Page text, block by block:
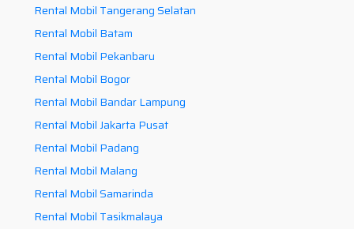
Rental Mobil Tangerang Selatan
Rental Mobil Batam
Rental Mobil Pekanbaru
Rental Mobil Bogor
Rental Mobil Bandar Lampung
Rental Mobil Jakarta Pusat
Rental Mobil Padang
Rental Mobil Malang
Rental Mobil Samarinda
Rental Mobil Tasikmalaya